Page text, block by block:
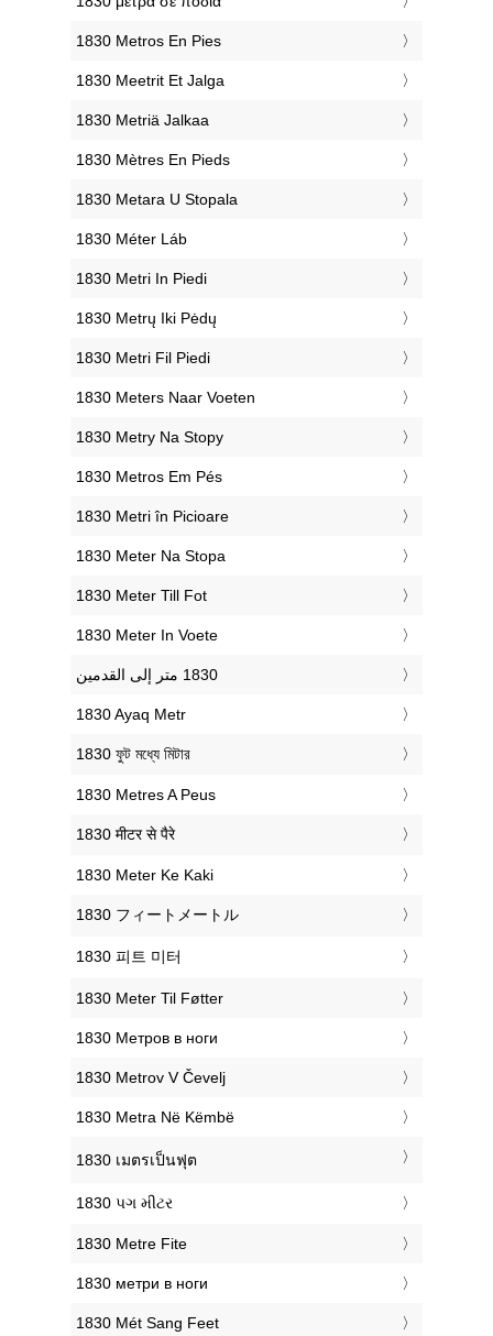
‎1830 Metros En Pies
‎1830 Meetrit Et Jalga
‎1830 Metriä Jalkaa
‎1830 Mètres En Pieds
‎1830 Metara U Stopala
‎1830 Méter Láb
‎1830 Metri In Piedi
‎1830 Metrų Iki Pėdų
‎1830 Metri Fil Piedi
‎1830 Meters Naar Voeten
‎1830 Metry Na Stopy
‎1830 Metros Em Pés
‎1830 Metri în Picioare
‎1830 Meter Na Stopa
‎1830 Meter Till Fot
‎1830 Meter In Voete
‎1830 Ayaq Metr
‎1830 ফুট মধ্যে মিটার
‎1830 Metres A Peus
‎1830 मीटर से पैरे
‎1830 Meter Ke Kaki
‎1830 フィートメートル
‎1830 피트 미터
‎1830 Meter Til Føtter
‎1830 Метров в ноги
‎1830 Metrov V Čevelj
‎1830 Metra Në Këmbë
‎1830 เมตรเป็นฟุต
‎1830 પગ મીટર
‎1830 Metre Fite
‎1830 метри в ноги
‎1830 Mét Sang Feet